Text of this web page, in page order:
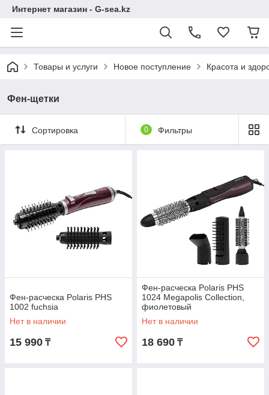
Интернет магазин - G-sea.kz
Товары и услуги Новое поступление Красота и
Фен-щетки
Сортировка 0 Фильтры
Фен-расческа Polaris PHS
1002 fuchsia
Нет в наличии
15 990 ₸
Фен-расческа Polaris PHS
1024 Megapolis Collection,
фиолетовый
Нет в наличии
18 690 ₸